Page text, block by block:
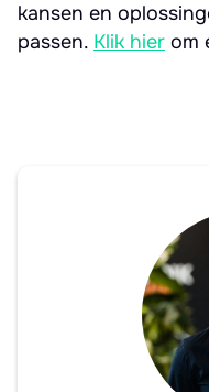
kansen en
passen. Klik hier om